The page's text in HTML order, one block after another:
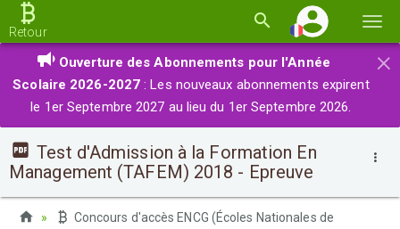
la
Retour
×
Ouverture des Abonnements pour l'Année
Scolaire 2026-2027 : Les nouveaux abonnements expirent
le 1er Septembre 2027 au lieu du 1er Septembre 2026.
Test d'Admission à la Formation En
Management (TAFEM) 2018 - Epreuve
Concours d'accès ENCG (Écoles Nationales de